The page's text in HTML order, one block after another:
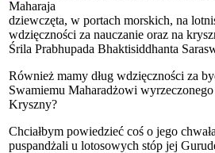
dziewczęta, w portach morskich, na
wdzięczności za nauczanie oraz na
Śrila Prabhupada Bhaktisiddhanta
Również mamy dług wdzięczności za
Swamiemu Maharadżowi
Kryszny?
Chciałbym powiedzieć coś o jego
puspandżali u lotosowych stóp jej